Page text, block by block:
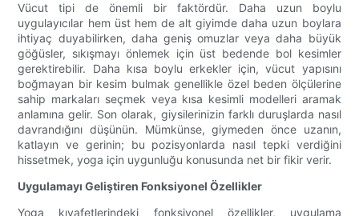
Vücut tipi de önemli bir faktördür. Daha uzun boylu
uygulayıcılar hem üst hem de alt giyimde daha uzun boylara
ihtiyaç duyabilirken, daha geniş omuzlar veya daha büyük
göğüsler, sıkışmayı önlemek için üst bedende bol kesimler
gerektirebilir. Daha kısa boylu erkekler için, vücut yapısını
boğmayan bir kesim bulmak genellikle özel beden ölçülerine
sahip markaları seçmek veya kısa kesimli modelleri aramak
anlamına gelir. Son olarak, giysilerinizin farklı duruşlarda nasıl
davrandığını düşünün. Mümkünse, giymeden önce uzanın,
katlayın ve gerinin; bu pozisyonlarda nasıl tepki verdiğini
hissetmek, yoga için uygunluğu konusunda net bir fikir verir.
Uygulamayı Geliştiren Fonksiyonel Özellikler
Yoga kıyafetlerindeki fonksiyonel özellikler, uygulama